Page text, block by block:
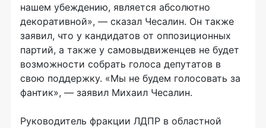
нашем убеждению, является абсолютно
декоративной», — сказал Чесалин. Он также
заявил, что у кандидатов от оппозиционных
партий, а также у самовыдвиженцев не будет
возможности собрать голоса депутатов в
свою поддержку. «Мы не будем голосовать за
фантик», — заявил Михаил Чесалин.
Руководитель фракции ЛДПР в областной